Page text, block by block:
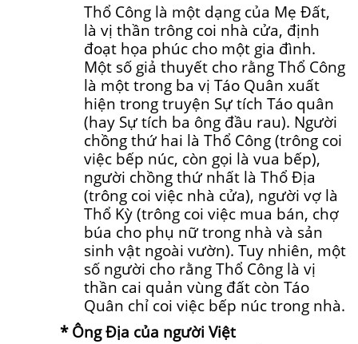
Thổ Công là một dạng của Mẹ Đất,
là vị thần trông coi nhà cửa, định
đoạt họa phúc cho một gia đình.
Một số giả thuyết cho rằng Thổ Công
là một trong ba vị Táo Quân xuất
hiện trong truyện Sự tích Táo quân
(hay Sự tích ba ông đầu rau). Người
chồng thứ hai là Thổ Công (trông coi
việc bếp núc, còn gọi là vua bếp),
người chồng thứ nhất là Thổ Địa
(trông coi việc nhà cửa), người vợ là
Thổ Kỳ (trông coi việc mua bán, chợ
búa cho phụ nữ trong nhà và sản
sinh vật ngoài vườn). Tuy nhiên, một
số người cho rằng Thổ Công là vị
thần cai quản vùng đất còn Táo
Quân chỉ coi việc bếp núc trong nhà.
* Ông Địa của người Việt